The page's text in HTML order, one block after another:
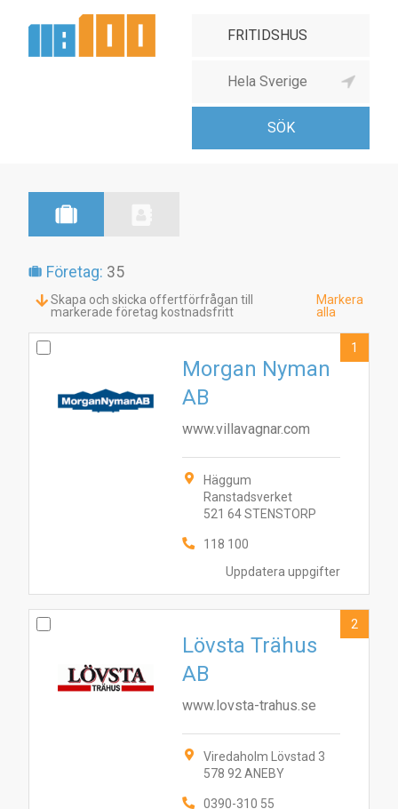
Företag: 35
Skapa och skicka offertförfrågan till
markerade företag kostnadsfritt
Markera
alla
Uppdatera uppgifter
Morgan Nyman
AB
www.villavagnar.com
Häggum
Ranstadsverket
521 64 STENSTORP
118 100
1
Lövsta Trähus
AB
www.lovsta-trahus.se
Viredaholm Lövstad 3
578 92 ANEBY
0390-310 55
2